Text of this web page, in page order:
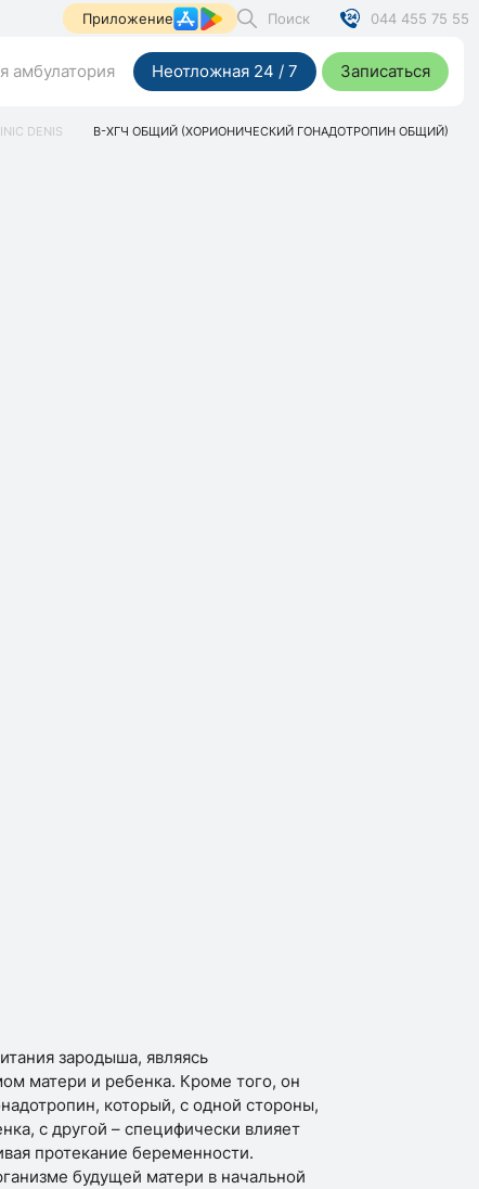
Приложение Поиск 044 455 75 55
амбулатория Неотложная 24 / 7 Записаться
DENIS Β-ХГЧ ОБЩИЙ (ХОРИОНИЧЕСКИЙ ГОНАДОТРОПИН ОБЩИЙ)
зародыша, являясь
матери и ребенка. Кроме того, он
который, с одной стороны,
с другой – специфически влияет
протекание беременности.
будущей матери в начальной